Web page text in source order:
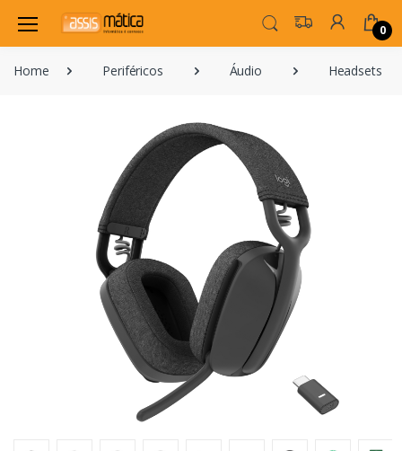
0
Home Periféricos Áudio Headsets